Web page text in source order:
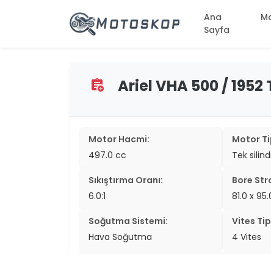
Ana
Sayfa
assignment_add Ariel VHA 500 /
Motor Hacmi:
497.0 cc
Motor
Tek
Sıkıştırma Oranı:
6.0:1
Bore
81.0 x
Soğutma Sistemi:
Hava Soğutma
Vites
4 Vites